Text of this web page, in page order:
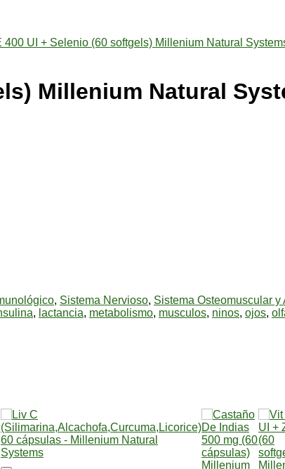
Millenium Natural
, Sistema Nervioso, Sistema Osteomuscular y
, lactancia, metabolismo, musculos, ninos, ojos,